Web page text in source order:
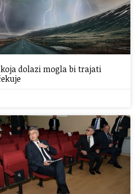
dolazi mogla bi trajati